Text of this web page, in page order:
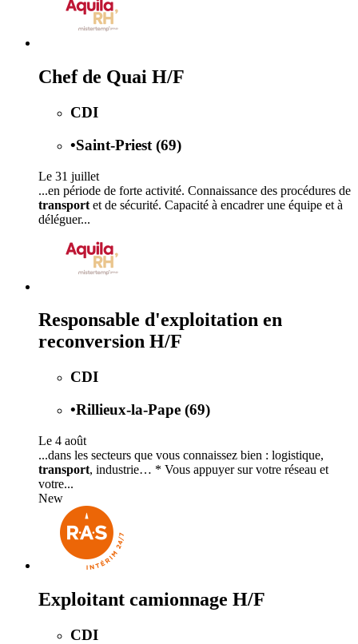
Chef de Quai H/F
CDI
•Saint-Priest (69)
Le 31 juillet
...en période de forte activité. Connaissance des procédures de
transport et de sécurité. Capacité à encadrer une équipe et à
déléguer...
Responsable d'exploitation en
reconversion H/F
CDI
•Rillieux-la-Pape (69)
Le 4 août
...dans les secteurs que vous connaissez bien : logistique,
transport, industrie… * Vous appuyer sur votre réseau et
votre...
New
Exploitant camionnage H/F
CDI